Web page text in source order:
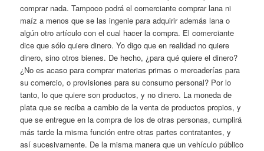
comprar nada. Tampoco podrá el comerciante comprar lana ni
maíz a menos que se las ingenie para adquirir además lana o
algún otro artículo con el cual hacer la compra. El comerciante
dice que sólo quiere dinero. Yo digo que en realidad no quiere
dinero, sino otros bienes. De hecho, ¿para qué quiere el dinero?
¿No es acaso para comprar materias primas o mercaderías para
su comercio, o provisiones para su consumo personal? Por lo
tanto, lo que quiere son productos, y no dinero. La moneda de
plata que se reciba a cambio de la venta de productos propios, y
que se entregue en la compra de los de otras personas, cumplirá
más tarde la misma función entre otras partes contratantes, y
así sucesivamente. De la misma manera que un vehículo público